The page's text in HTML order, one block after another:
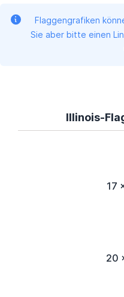
Flaggengrafiken
Sie aber bitte einen
Illinois-
17
20